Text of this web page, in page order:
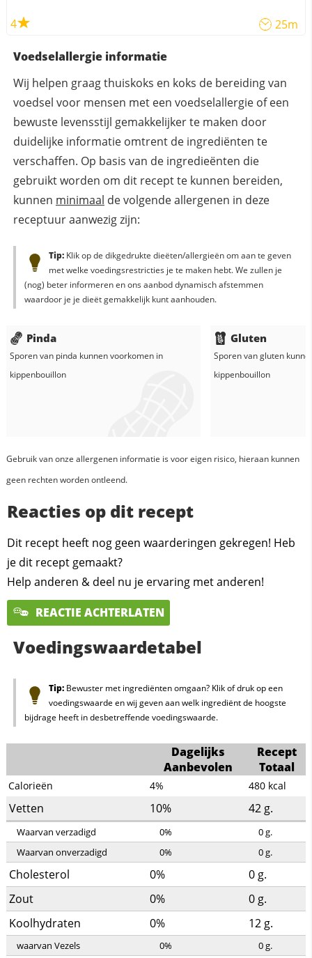
4 25m
Voedselallergie informatie
Wij helpen graag thuiskoks en koks de bereiding van
voedsel voor mensen met een voedselallergie of een
bewuste levensstijl gemakkelijker te maken door
duidelijke informatie omtrent de ingrediënten te
verschaffen. Op basis van de ingredieënten die
gebruikt worden om dit recept te kunnen bereiden,
kunnen minimaal de volgende allergenen in deze
receptuur aanwezig zijn:
Tip:Klik op de dikgedrukte dieëten/allergieën om aan te geven
met welke voedingsrestricties je te maken hebt. We zullen je
(nog) beter informeren en ons aanbod dynamisch afstemmen
waardoor je je dieët gemakkelijk kunt aanhouden.
Pinda
Sporen van pinda kunnen voorkomen in
kippenbouillon
Gluten
Sporen van gluten
kippenbouillon
Gebruik van onze allergenen informatie is voor eigen risico, hieraan kunnen
geen rechten worden ontleend.
Reacties op dit recept
Dit recept heeft nog geen waarderingen gekregen! Heb
je dit recept gemaakt?
Help anderen & deel nu je ervaring met anderen!
REACTIE ACHTERLATEN
Voedingswaardetabel
Tip:Bewuster met ingrediënten omgaan? Klik of druk op een
voedingswaarde en wij geven aan welk ingrediënt de hoogste
bijdrage heeft in desbetreffende voedingswaarde.
Dagelijks
Aanbevolen
Recept
Totaal
Calorieën 4% 480 kcal
Vetten 10% 42 g.
Waarvan verzadigd 0% 0g.
Waarvan onverzadigd
0% 0g.
Cholesterol 0% 0 g.
Zout
0% 0 g.
Koolhydraten
0% 12 g.
waarvan Vezels 0% 0g.